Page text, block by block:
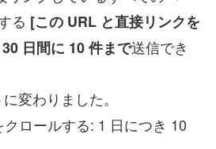
る [この URL と直接リンクを
日間に 10 件まで送信でき
変わりました。
ロールする: 1 日につき 10